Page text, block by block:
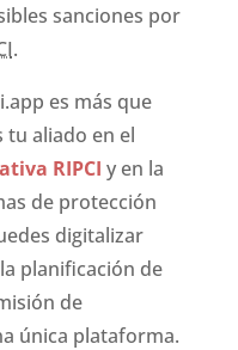
sanciones por
.
es más que
tu aliado en el
RIPCI y en la
de protección
digitalizar
planificación de
de
única plataforma.